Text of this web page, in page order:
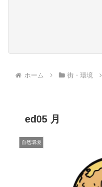
ホーム 街・環境
ed05 月
自然環境